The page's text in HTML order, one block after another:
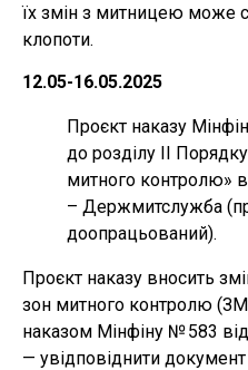
їх змін з митницею може
клопоти.
12.05-16.05.2025
Проєкт наказу
до розділу ІІ
митного контролю»
– Держмитслужба
доопрацьований).
Проєкт наказу вносить
зон митного контролю
наказом Мінфіну № 583
— увідповіднити